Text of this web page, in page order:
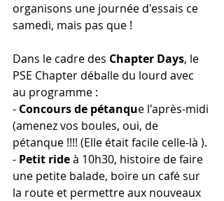
organisons une journée d'essais ce
samedi, mais pas que !
Dans le cadre des Chapter Days, le
PSE Chapter déballe du lourd avec
au programme :
- Concours de pétanque l'après-midi
(amenez vos boules, oui, de
pétanque !!!! (Elle était facile celle-là ).
- Petit ride à 10h30, histoire de faire
une petite balade, boire un café sur
la route et permettre aux nouveaux